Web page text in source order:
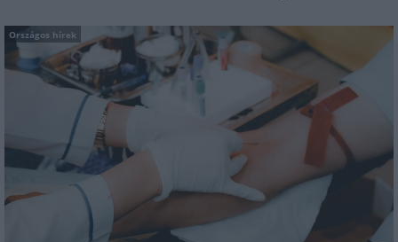
Országos hírek